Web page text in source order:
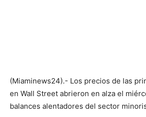
(Miaminews24).- Los precios de las
en Wall Street abrieron en alza el
balances alentadores del sector